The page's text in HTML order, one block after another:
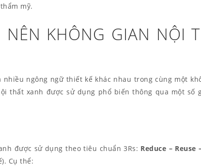
mỹ.
NÊN KHÔNG GIAN NỘI
ngông ngữ thiết kế khác nhau trong cùng một
thất xanh được sử dụng phổ biến thông qua một số
được sử dụng theo tiêu chuẩn 3Rs: Reduce – Reuse
Cụ thể: